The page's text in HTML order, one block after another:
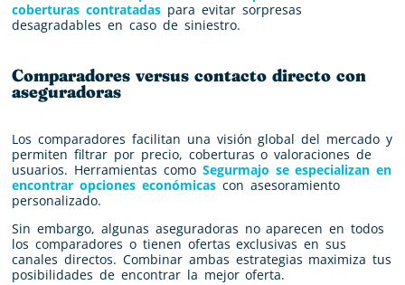
coberturas contratadaspara evitar sorpresas
desagradables en caso de siniestro.
Comparadores versus contacto directo con
aseguradoras
Los comparadores facilitan una visión global del mercado y
permiten filtrar por precio, coberturas o valoraciones de
usuarios. Herramientas como Segurmajo se especializan en
encontrar opciones económicascon asesoramiento
personalizado.
Sin embargo, algunas aseguradoras no aparecen en todos
los comparadores o tienen ofertas exclusivas en sus
canales directos. Combinar ambas estrategias maximiza tus
posibilidades de encontrar la mejor oferta.